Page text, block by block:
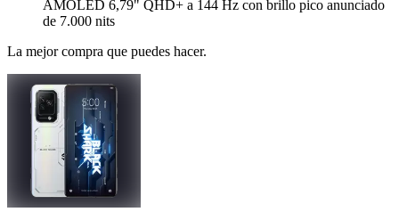
AMOLED 6,79" QHD+ a 144 Hz con brillo pico anunciado
de 7.000 nits
La mejor compra que puedes hacer.